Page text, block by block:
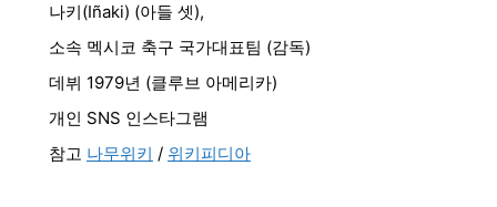
나키(Iñaki) (아들 셋),
소속 멕시코 축구 국가대표팀 (감독)
데뷔 1979년 (클루브 아메리카)
개인 SNS 인스타그램
참고 나무위키 / 위키피디아